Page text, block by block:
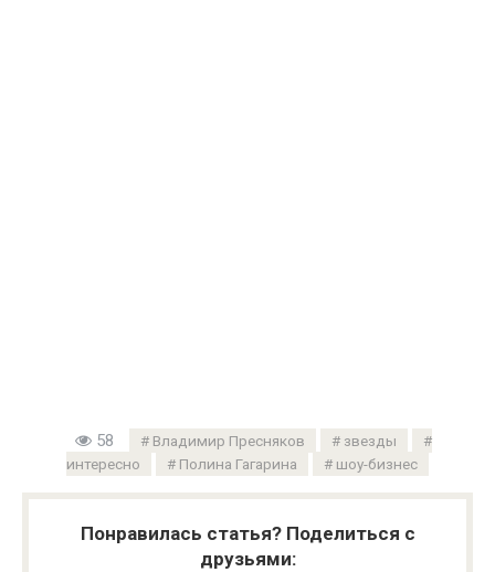
58 Владимир Пресняков
звезды
интересно
Полина Гагарина шоу-бизнес
Понравилась статья? Поделиться с
друзьями: